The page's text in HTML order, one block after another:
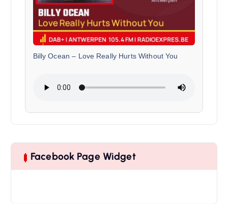
Billy Ocean – Love Really Hurts Without You
Facebook Page Widget